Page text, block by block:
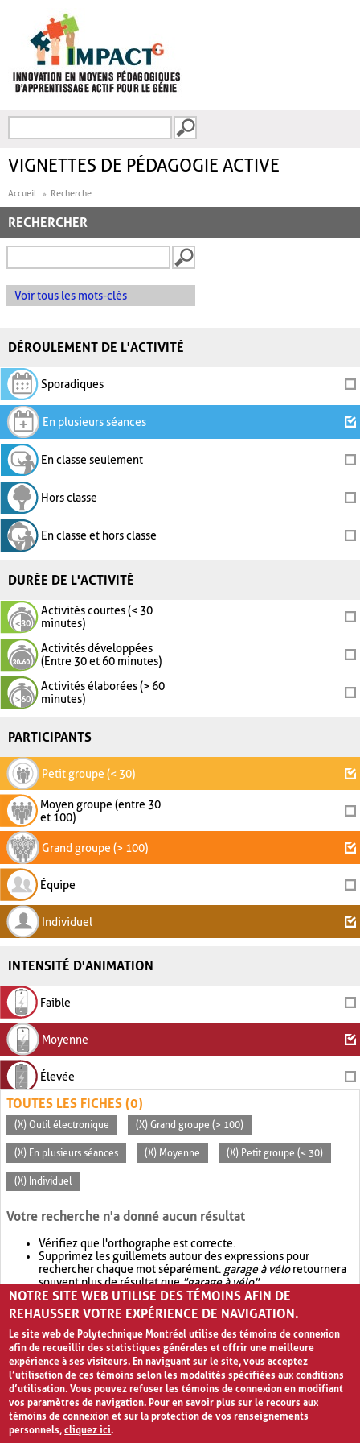
FORMULAIRE DE
VIGNETTES DE PÉDAGOGIE ACTIVE
Accueil Recherche
RECHERCHER
Voir tous les mots-clés
DÉROULEMENT DE L'ACTIVITÉ
Sporadiques
En plusieurs séances
En classe seulement
Hors classe
En classe et hors classe
DURÉE DE L'ACTIVITÉ
Activités courtes (< 30
minutes)
Activités développées
(Entre 30 et 60 minutes)
Activités élaborées (> 60
minutes)
PARTICIPANTS
Petit groupe (< 30)
Moyen groupe (entre 30
et 100)
Grand groupe (> 100)
Équipe
Individuel
INTENSITÉ D'ANIMATION
Faible
Moyenne
Élevée
TOUTES LES FICHES (0)
(X) Outil électronique (X) Grand groupe (> 100)
(X) En plusieurs séances (X) Moyenne (X) Petit groupe (< 30)
(X) Individuel
Votre recherche n'a donné aucun résultat
Vérifiez que l'orthographe est correcte.
Supprimez les guillemets autour des expressions pour
rechercher chaque mot séparément. garage à véloretournera
souvent plus de résultat que"garage à vélo".
Envisagez d'élargir votre recherche avec OR.garage OR vélo
retournera souvent plus de résultat quegarage à vélo
NOTRE SITE WEB UTILISE DES TÉMOINS AFIN DE
REHAUSSER VOTRE EXPÉRIENCE DE NAVIGATION.
Le site web de Polytechnique Montréal utilise des témoins de connexion
afin de recueillir des statistiques générales et offrir une meilleure
expérience à ses visiteurs. En naviguant sur le site, vous acceptez
l’utilisation de ces témoins selon les modalités spécifiées aux conditions
d’utilisation. Vous pouvez refuser les témoins de connexion en modifiant
vos paramètres de navigation. Pour en savoir plus sur le recours aux
témoins de connexion et sur la protection de vos renseignements
personnels,cliquez ici.